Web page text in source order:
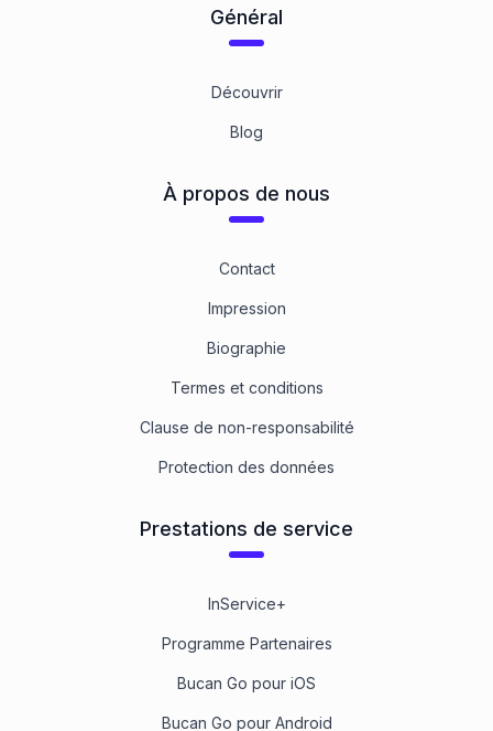
Général
Découvrir
Blog
À propos de nous
Contact
Impression
Biographie
Termes et conditions
Clause de non-responsabilité
Protection des données
Prestations de service
InService+
Programme Partenaires
Bucan Go pour iOS
Bucan Go pour Android